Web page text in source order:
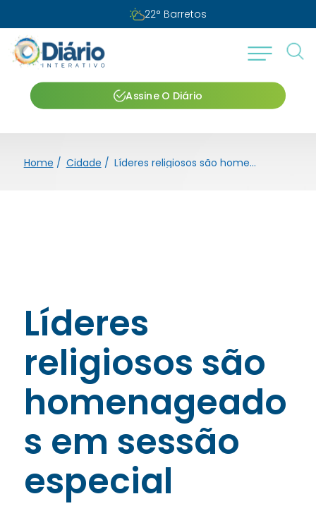
22° Barretos
Assine O Diário
Home / Cidade / Líderes religiosos são homenageados em sessão especial
Líderes
religiosos são
homenageado
s em sessão
especial